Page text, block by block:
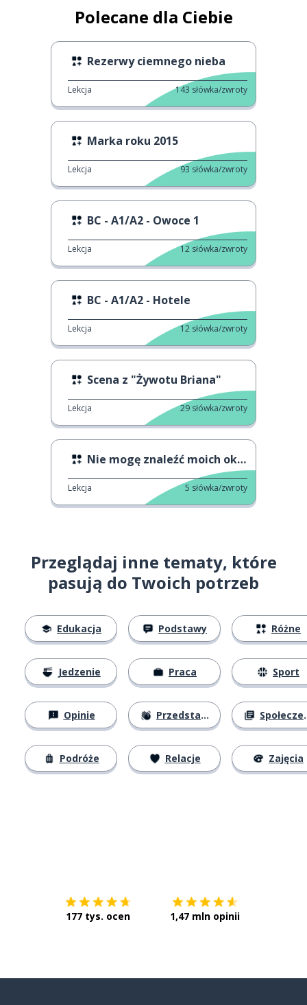
Polecane dla Ciebie
Rezerwy ciemnego nieba
Lekcja 143 słówka/zwroty
Marka roku 2015
Lekcja 93 słówka/zwroty
BC - A1/A2 - Owoce 1
Lekcja 12 słówka/zwroty
BC - A1/A2 - Hotele
Lekcja 12 słówka/zwroty
Scena z "Żywotu Briana"
Lekcja 29 słówka/zwroty
Nie mogę znaleźć moich okularów
Lekcja 5 słówka/zwroty
Przeglądaj inne tematy, które
pasują do Twoich potrzeb
Edukacja
Jedzenie
Opinie
Podróże
Podstawy
Praca
Przedstawianie się
Relacje
Różne
Sport
Społeczeństwo
Zajęcia
177 tys. ocen 1,47 mln opinii